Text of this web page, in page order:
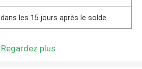
dans les 15 jours après le solde
Regardez plus